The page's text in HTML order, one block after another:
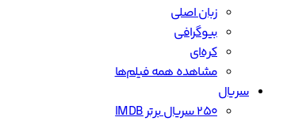
زبان اصلی
بیوگرافی
کره‌ای
مشاهده همه فیلم‌ها
سریال
۲۵۰ سریال برتر IMDB